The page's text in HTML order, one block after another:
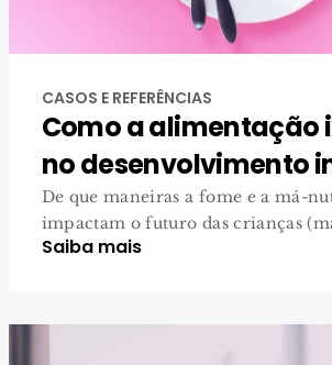
CASOS E REFERÊNCIAS
Como a alimentação
no desenvolvimento
De que maneiras a fome e a má-
impactam o futuro das crianças
Saiba mais